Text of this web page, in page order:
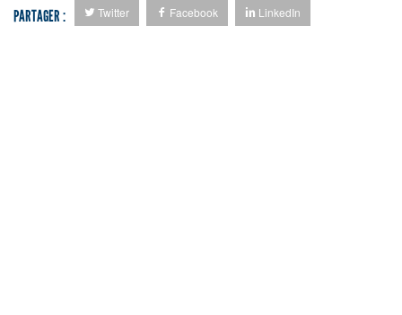
PARTAGER : Twitter Facebook LinkedIn